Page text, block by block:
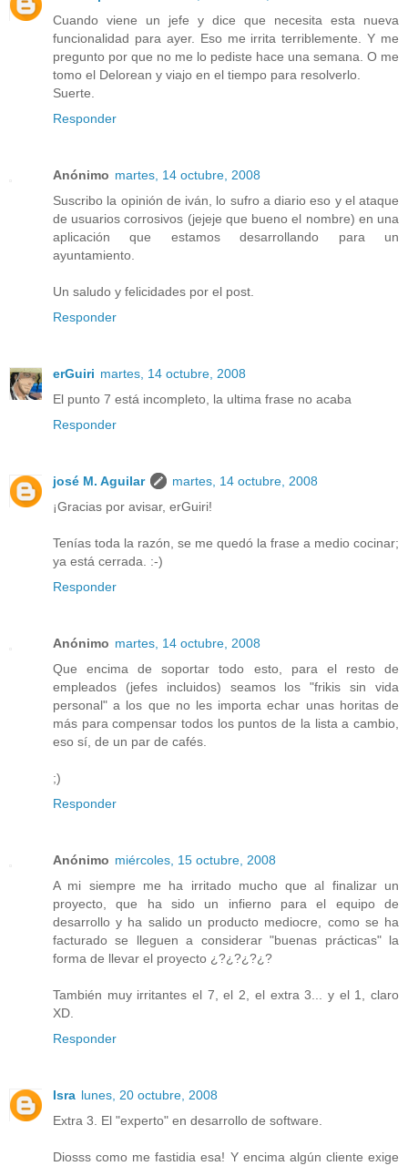
Cuando viene un jefe y dice que necesita esta nueva
funcionalidad para ayer. Eso me irrita terriblemente. Y me
pregunto por que no me lo pediste hace una semana. O me
tomo el Delorean y viajo en el tiempo para resolverlo.
Suerte.
Responder
Anónimo martes, 14 octubre, 2008
Suscribo la opinión de iván, lo sufro a diario eso y el ataque
de usuarios corrosivos (jejeje que bueno el nombre) en una
aplicación que estamos desarrollando para un
ayuntamiento.
Un saludo y felicidades por el post.
Responder
erGuiri martes, 14 octubre, 2008
El punto 7 está incompleto, la ultima frase no acaba
Responder
josé M. Aguilar
martes, 14 octubre, 2008
¡Gracias por avisar, erGuiri!
Tenías toda la razón, se me quedó la frase a medio cocinar;
ya está cerrada. :-)
Responder
Anónimo martes, 14 octubre, 2008
Que encima de soportar todo esto, para el resto de
empleados (jefes incluidos) seamos los "frikis sin vida
personal" a los que no les importa echar unas horitas de
más para compensar todos los puntos de la lista a cambio,
eso sí, de un par de cafés.
;)
Responder
Anónimo miércoles, 15 octubre, 2008
A mi siempre me ha irritado mucho que al finalizar un
proyecto, que ha sido un infierno para el equipo de
desarrollo y ha salido un producto mediocre, como se ha
facturado se lleguen a considerar "buenas prácticas" la
forma de llevar el proyecto ¿?¿?¿?¿?
También muy irritantes el 7, el 2, el extra 3... y el 1, claro
XD.
Responder
Isra lunes, 20 octubre, 2008
Extra 3. El "experto" en desarrollo de software.
Diosss como me fastidia esa! Y encima algún cliente exige